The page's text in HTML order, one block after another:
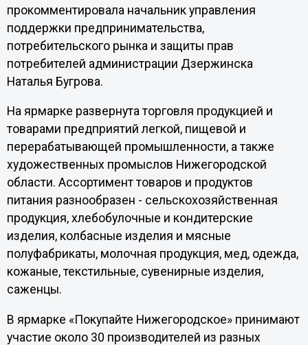
прокомментировала начальник управления
поддержки предпринимательства,
потребительского рынка и защиты прав
потребителей администрации Дзержинска
Наталья Бугрова.
На ярмарке развернута торговля продукцией и
товарами предприятий легкой, пищевой и
перерабатывающей промышленности, а также
художественных промыслов Нижегородской
области. Ассортимент товаров и продуктов
питания разнообразен - сельскохозяйственная
продукция, хлебобулочные и кондитерские
изделия, колбасные изделия и мясные
полуфабрикаты, молочная продукция, мед, одежда,
кожаные, текстильные, сувенирные изделия,
саженцы.
В ярмарке «Покупайте Нижегородское» принимают
участие около 30 производителей из разных